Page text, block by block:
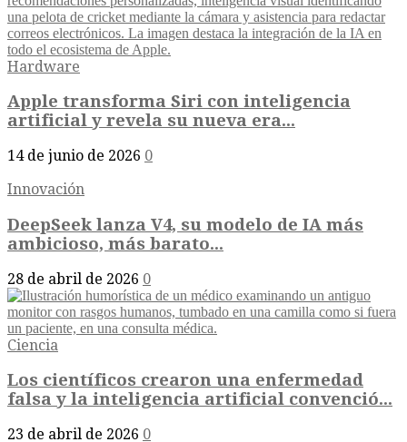
Hardware
Apple transforma Siri con inteligencia
artificial y revela su nueva era...
14 de junio de 2026 0
Innovación
DeepSeek lanza V4, su modelo de IA más
ambicioso, más barato...
28 de abril de 2026 0
Ciencia
Los científicos crearon una enfermedad
falsa y la inteligencia artificial convenció...
23 de abril de 2026 0